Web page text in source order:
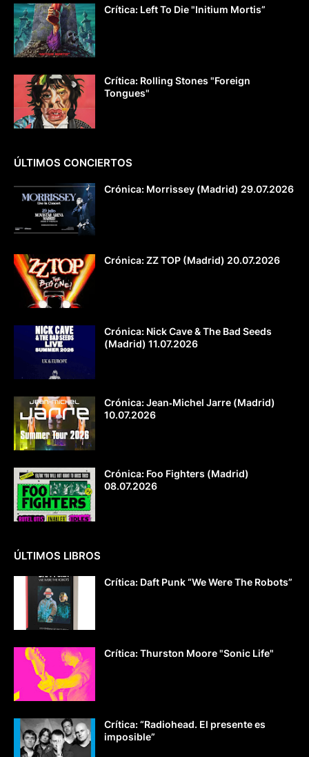
Crítica: Left To Die "Initium Mortis”
Crítica: Rolling Stones "Foreign
Tongues"
ÚLTIMOS CONCIERTOS
Crónica: Morrissey (Madrid) 29.07.2026
Crónica: ZZ TOP (Madrid) 20.07.2026
Crónica: Nick Cave & The Bad Seeds
(Madrid) 11.07.2026
Crónica: Jean‐Michel Jarre (Madrid)
10.07.2026
Crónica: Foo Fighters (Madrid)
08.07.2026
ÚLTIMOS LIBROS
Crítica: Daft Punk “We Were The Robots”
Crítica: Thurston Moore "Sonic Life"
Crítica: “Radiohead. El presente es
imposible”